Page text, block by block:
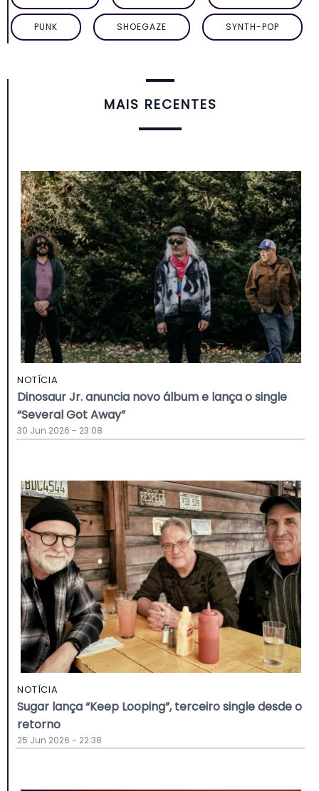
PUNK SHOEGAZE SYNTH-POP
MAIS RECENTES
NOTÍCIA
Dinosaur Jr. anuncia novo álbum e lança o single
“Several Got Away”
30 Jun 2026 - 23:08
NOTÍCIA
Sugar lança “Keep Looping”, terceiro single desde o
retorno
25 Jun 2026 - 22:38